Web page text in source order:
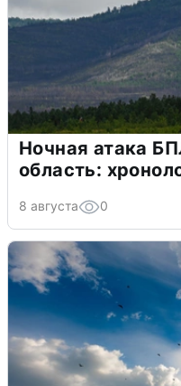
Ночная атака
область:
8 августа 0